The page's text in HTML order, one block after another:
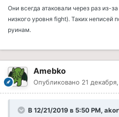
Они всегда атаковали через раз из-
низкого уровня fight). Таких неписей
руинам.
Amebko
Опубликовано 21
В 12/21/2019 в 5:50 PM,